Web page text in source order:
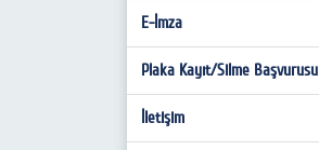
E-İmza
Plaka Kayıt/Silme Başvurusu
İletişim